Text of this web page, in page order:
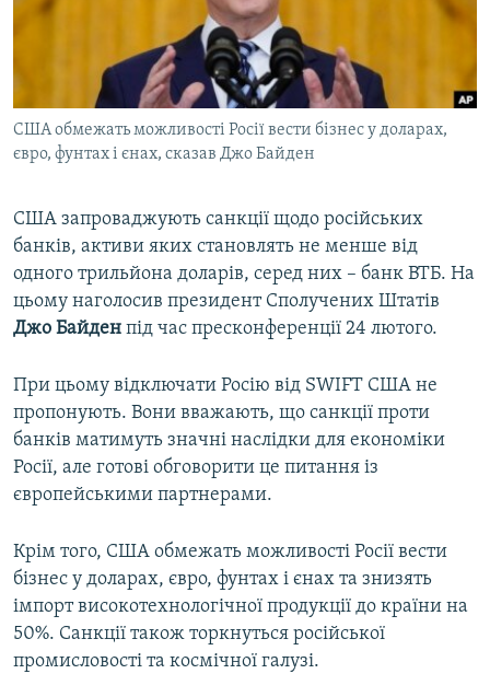
СВІДЧЕННЯ ОКУПАЦІЇ
УКРАЇНСЬКА ПРОБЛЕМА КРИМУ
ІНФОГРАФІКА
Qırımtatar
ДОЛУЧАЙСЯ!
Усі сайти RFE/RL
США обмежать можливості Росії вести бізнес у доларах,
євро, фунтах і єнах, сказав Джо Байден
США запроваджують санкції щодо російських
банків, активи яких становлять не менше від
одного трильйона доларів, серед них – банк ВТБ. На
цьому наголосив президент Сполучених Штатів
Джо Байден під час пресконференції 24 лютого.
При цьому відключати Росію від SWIFT США не
пропонують. Вони вважають, що санкції проти
банків матимуть значні наслідки для економіки
Росії, але готові обговорити це питання із
європейськими партнерами.
Крім того, США обмежать можливості Росії вести
бізнес у доларах, євро, фунтах і єнах та знизять
імпорт високотехнологічної продукції до країни на
50%. Санкції також торкнуться російської
промисловості та космічної галузі.